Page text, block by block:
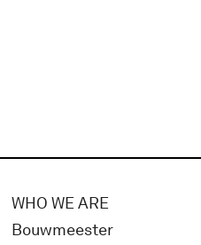
WHO WE ARE
Bouwmeester